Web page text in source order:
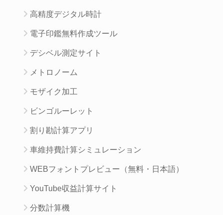
高精度デジタル時計
電子印鑑無料作成ツール
デシベル測定サイト
メトロノーム
モザイク加工
ビンゴルーレット
割り勘計算アプリ
車維持費計算シミュレーション
WEBフォントプレビュー（無料・日本語）
YouTube収益計算サイト
分数計算機